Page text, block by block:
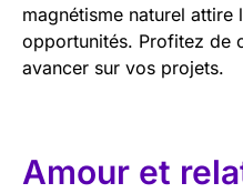
magnétisme naturel attire
opportunités. Profitez de
avancer sur vos projets.
Amour et